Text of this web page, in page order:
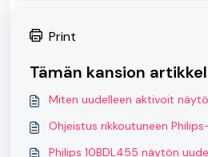
Print
Tämän kansion
Miten uudelleen aktivoit
Ohjeistus rikkoutuneen
Philips 10BDL455 näytön